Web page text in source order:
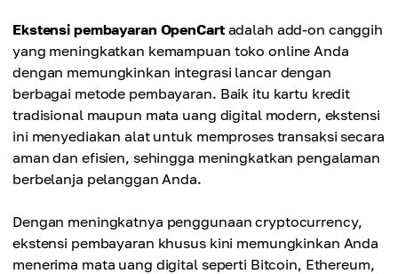
Ekstensi pembayaran OpenCartadalah add-on canggih
yang meningkatkan kemampuan toko online Anda
dengan memungkinkan integrasi lancar dengan
berbagai metode pembayaran. Baik itu kartu kredit
tradisional maupun mata uang digital modern, ekstensi
ini menyediakan alat untuk memproses transaksi secara
aman dan efisien, sehingga meningkatkan pengalaman
berbelanja pelanggan Anda.
Dengan meningkatnya penggunaan cryptocurrency,
ekstensi pembayaran khusus kini memungkinkan Anda
menerima mata uang digital seperti Bitcoin, Ethereum,